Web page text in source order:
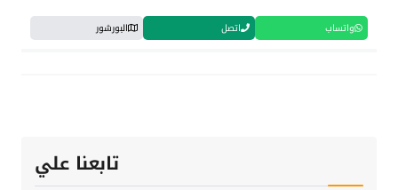
واتساب اتصل البورشور
تابعنا علي